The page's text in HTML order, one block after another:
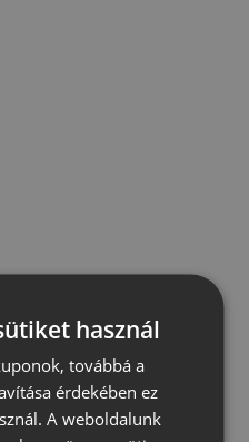
használ
továbbá a
érdekében ez
A weboldalunk